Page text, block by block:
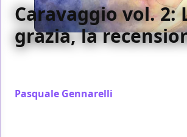
Caravaggio vol. 2:
grazia, la
Pasquale Gennarelli